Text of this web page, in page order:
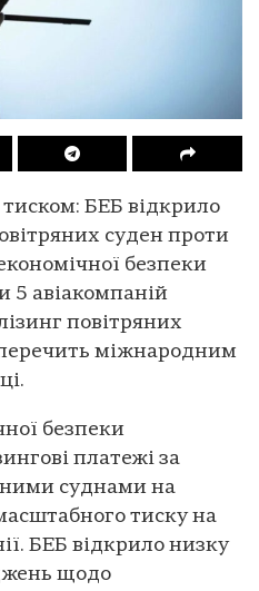
тиском: БЕБ відкрило
суден проти
безпеки
5 авіакомпаній
повітряних
міжнародним
безпеки
платежі за
суднами на
тиску на
БЕБ відкрило низку
щодо